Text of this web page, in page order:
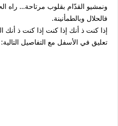
ونمشيو القدّام بقلوب مرتاحة… راه
فالحلال وبالطمأنينة.
إذا كنت ذ أنك إذا كنت إذا كنت ذ
تعليق في الأسفل مع التفاصيل التالية: